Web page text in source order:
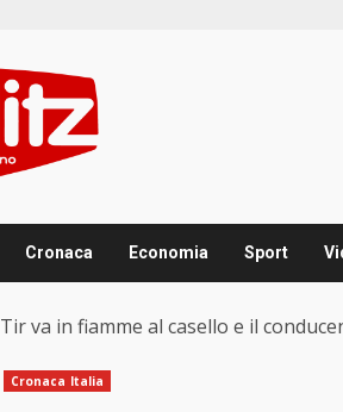
Cronaca Economia Sport
Tir va in fiamme al casello e il
Cronaca Italia